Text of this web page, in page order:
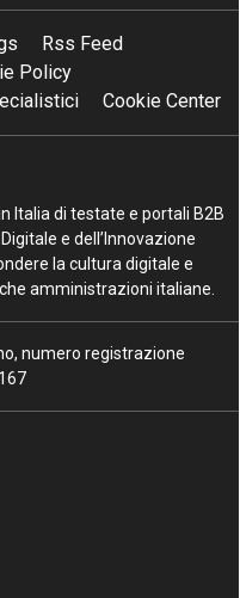
Rss Feed
Policy
Cookie Center
Italia di testate e portali B2B
e dell’Innovazione
la cultura digitale e
amministrazioni italiane.
numero registrazione